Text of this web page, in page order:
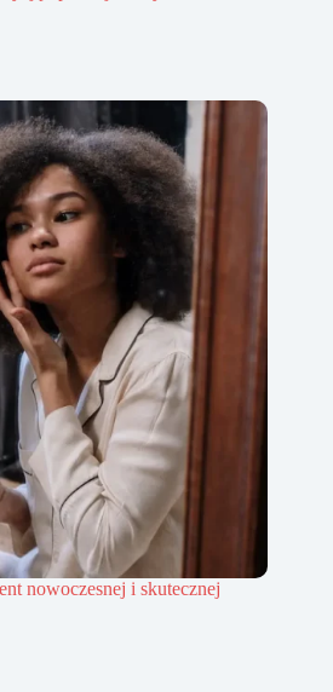
nowoczesnej i skutecznej